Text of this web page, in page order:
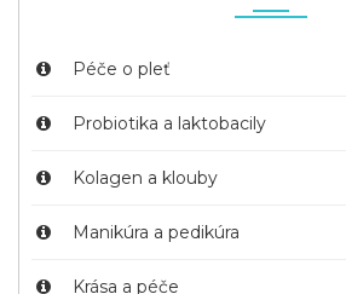
Péče o pleť
Probiotika a laktobacily
Kolagen a klouby
Manikúra a pedikúra
Krása a péče